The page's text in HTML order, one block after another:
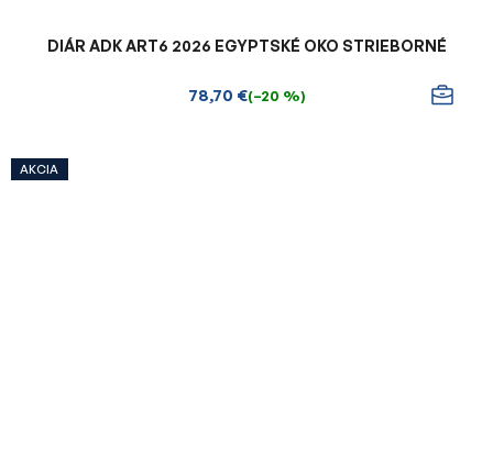
DIÁR ADK ART6 2026 EGYPTSKÉ OKO STRIEBORNÉ
78,70 €(–20 %)
AKCIA